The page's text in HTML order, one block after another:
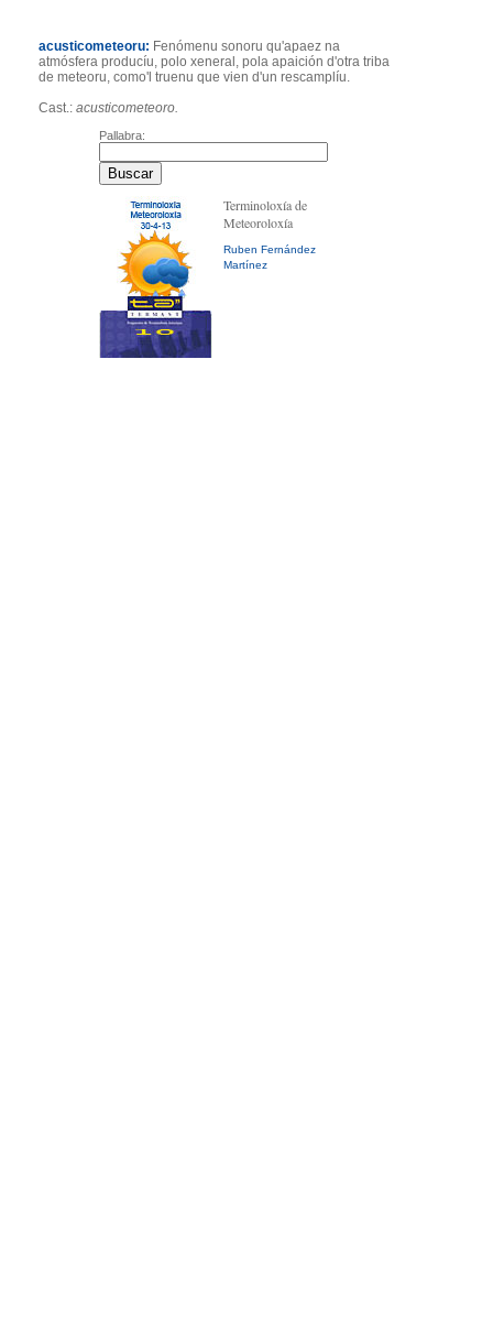
acusticometeoru: Fenómenu sonoru qu'apaez na
atmósfera producíu, polo xeneral, pola apaición d'otra triba
de meteoru, como'l truenu que vien d'un rescamplíu.
Cast.: acusticometeoro.
Pallabra:
Terminoloxía de
Meteoroloxía
Ruben Fernández
Martínez